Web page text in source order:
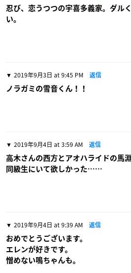
忍び、恋うつつの宇喜多義家。ダル
い。
2019年9月3日 at 9:45 PM 返信
ノラガミの雪音くん！！
2019年9月4日 at 3:59 AM 返信
高木さんの西方とアオハライドの馬淵
同級生にいて欲しかった……
2019年9月4日 at 9:39 AM 返信
おめでとうございます。
エレンが好きです。
憎めない鳴ちゃんも。